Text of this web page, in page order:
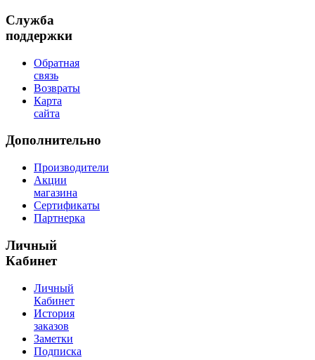
Служба
поддержки
Обратная
связь
Возвраты
Карта
сайта
Дополнительно
Производители
Акции
магазина
Сертификаты
Партнерка
Личный
Кабинет
Личный
Кабинет
История
заказов
Заметки
Подписка